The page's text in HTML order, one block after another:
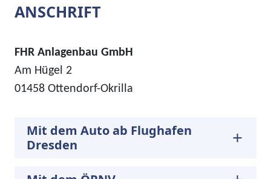
ANSCHRIFT
FHR Anlagenbau GmbH
Am Hügel 2
01458 Ottendorf-Okrilla
Mit dem Auto ab Flughafen
Dresden